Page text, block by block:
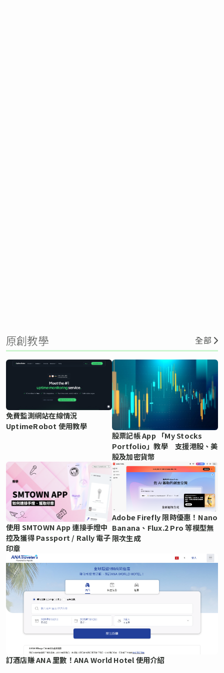
原創教學 全部
免費監測網站在線情況
UptimeRobot 使用教學
股票記帳 App 「My Stocks
Portfolio」教學 支援港股、美
股及加密貨幣
使用 SMTOWN App 連接手燈中
控及獲得 Passport / Rally 電子
印章
Adobe Firefly 限時優惠！Nano
Banana、Flux.2 Pro 等模型無
限次生成
訂酒店賺 ANA 里數！ANA World Hotel 使用介紹